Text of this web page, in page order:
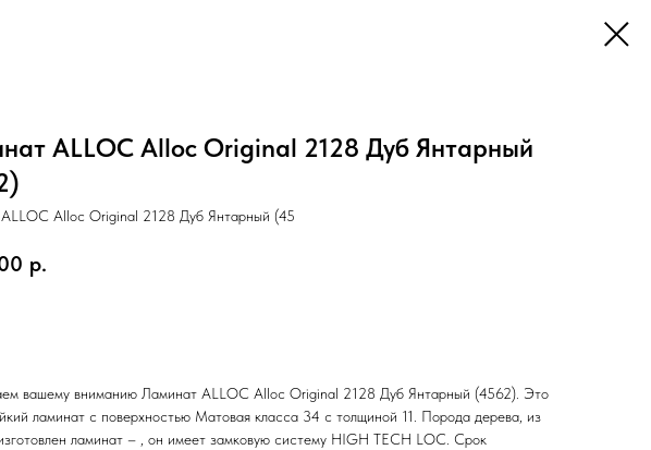
ALLOC Alloc Original 2128 Дуб Янтарный
Alloc Original 2128 Дуб Янтарный (45
р.
вашему вниманию Ламинат ALLOC Alloc Original 2128 Дуб Янтарный (4562). Это
ламинат с поверхностью Матовая класса 34 с толщиной 11. Порода дерева, из
ламинат – , он имеет замковую систему HIGH TECH LOC. Срок